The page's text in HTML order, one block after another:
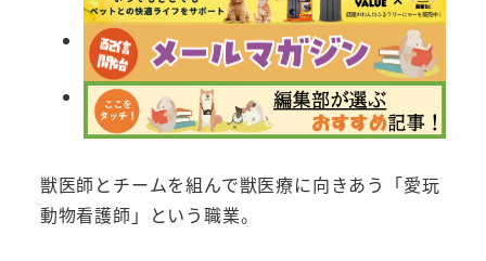
獣医師とチームを組んで獣医療に向きあう「愛玩
動物看護師」という職業。